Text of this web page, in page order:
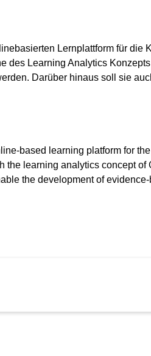
Lernplattform für die
des Learning Analytics
Darüber hinaus soll sie
based learning platform for
learning analytics concept of
the development of